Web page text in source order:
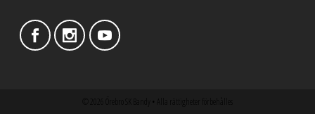
2026 Örebro SK Bandy • Alla rättigheter förbehålles